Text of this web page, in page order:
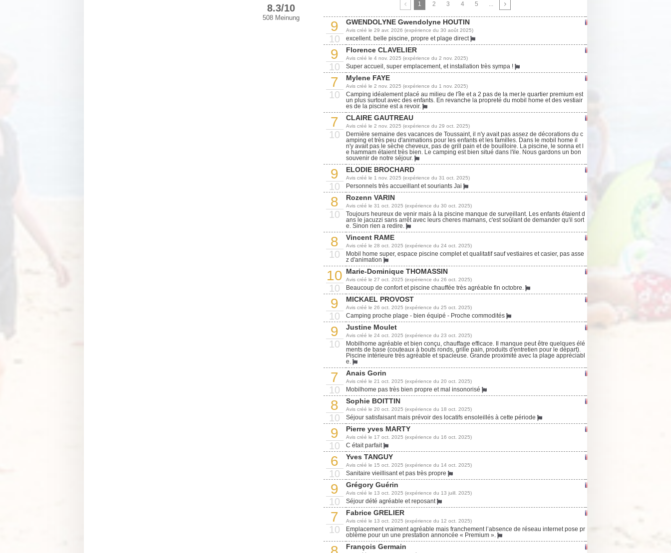
8.3/10
508 Meinung
1
2 3 4 5 ...
9
10
GWENDOLYNE Gwendolyne HOUTIN
Avis créé le 29 avr. 2026 (expérience du 30 août 2025)
excellent. belle piscine, propre et plage direct
9
10
Florence CLAVELIER
Avis créé le 4 nov. 2025 (expérience du 2 nov. 2025)
Super accueil, super emplacement, et installation très sympa !
7
10
Mylene FAYE
Avis créé le 2 nov. 2025 (expérience du 1 nov. 2025)
Camping idéalement placé au milieu de l'île et a 2 pas de la mer.le quartier premium est
un plus surtout avec des enfants. En revanche la propreté du mobil home et des vestiair
es de la piscine est a revoir.
7
10
CLAIRE GAUTREAU
Avis créé le 2 nov. 2025 (expérience du 29 oct. 2025)
Dernière semaine des vacances de Toussaint, il n'y avait pas assez de décorations du c
amping et très peu d'animations pour les enfants et les familles. Dans le mobil home il
n'y avait pas le sèche cheveux, pas de grill pain et de bouilloire. La piscine, le sonna et l
e hammam étaient très bien. Le camping est bien situé dans l'ile. Nous gardons un bon
souvenir de notre séjour.
9
10
ELODIE BROCHARD
Avis créé le 1 nov. 2025 (expérience du 31 oct. 2025)
Personnels très accueillant et souriants Jai
8
10
Rozenn VARIN
Avis créé le 31 oct. 2025 (expérience du 30 oct. 2025)
Toujours heureux de venir mais à la piscine manque de surveillant. Les enfants étaient d
ans le jacuzzi sans arrêt avec leurs cheres mamans, c'est soûlant de demander qu'il sort
e. Sinon rien a redire.
8
10
Vincent RAME
Avis créé le 28 oct. 2025 (expérience du 24 oct. 2025)
Mobil home super, espace piscine complet et qualitatif sauf vestiaires et casier, pas asse
z d'animation
10
10
Marie-Dominique THOMASSIN
Avis créé le 27 oct. 2025 (expérience du 26 oct. 2025)
Beaucoup de confort et piscine chauffée très agréable fin octobre.
9
10
MICKAEL PROVOST
Avis créé le 26 oct. 2025 (expérience du 25 oct. 2025)
Camping proche plage - bien équipé - Proche commodités
9
10
Justine Moulet
Avis créé le 24 oct. 2025 (expérience du 23 oct. 2025)
Mobilhome agréable et bien conçu, chauffage efficace. Il manque peut être quelques élé
ments de base (couteaux à bouts ronds, grille pain, produits d'entretien pour le départ).
Piscine intérieure très agréable et spacieuse. Grande proximité avec la plage appréciabl
e.
7
10
Anais Gorin
Avis créé le 21 oct. 2025 (expérience du 20 oct. 2025)
Mobilhome pas très bien propre et mal insonorisé
8
10
Sophie BOITTIN
Avis créé le 20 oct. 2025 (expérience du 18 oct. 2025)
Séjour satisfaisant mais prévoir des locatifs ensoleillés à cette période
9
10
Pierre yves MARTY
Avis créé le 17 oct. 2025 (expérience du 16 oct. 2025)
C était parfait
6
10
Yves TANGUY
Avis créé le 15 oct. 2025 (expérience du 14 oct. 2025)
Sanitaire vieillisant et pas très propre
9
10
Grégory Guérin
Avis créé le 13 oct. 2025 (expérience du 13 juill. 2025)
Séjour dété agréable et reposant
7
10
Fabrice GRELIER
Avis créé le 13 oct. 2025 (expérience du 12 oct. 2025)
Emplacement vraiment agréable mais franchement l’absence de réseau internet pose pr
oblème pour un une prestation annoncée « Premium ».
François Germain